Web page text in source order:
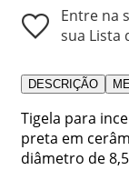
Entre na
sua Lista
DESCRIÇÃO
Tigela para
preta em
diâmetro de